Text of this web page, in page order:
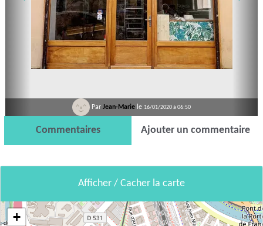
Par Jean-Marie le 16/01/2020 à 06:50
Commentaires Ajouter un commentaire
Afficher / Cacher la carte
+